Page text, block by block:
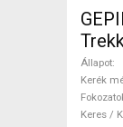
Állapot
Kerék
Keres /